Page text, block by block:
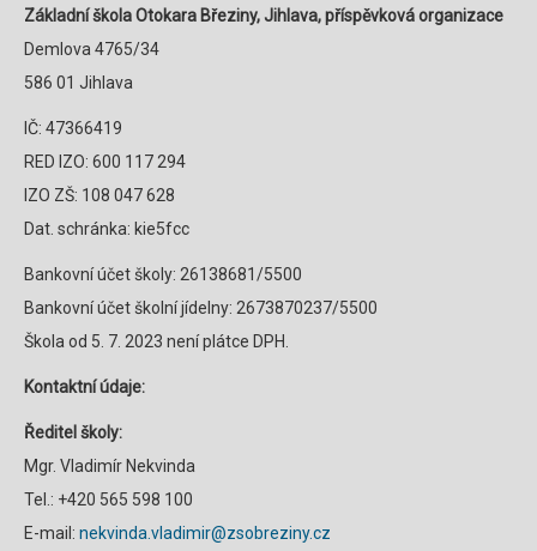
Základní škola Otokara Březiny, Jihlava, příspěvková organizace
Demlova 4765/34
586 01 Jihlava
IČ: 47366419
RED IZO: 600 117 294
IZO ZŠ: 108 047 628
Dat. schránka: kie5fcc
Bankovní účet školy: 26138681/5500
Bankovní účet školní jídelny: 2673870237/5500
Škola od 5. 7. 2023 není plátce DPH.
Kontaktní údaje:
Ředitel školy:
Mgr. Vladimír Nekvinda
Tel.: +420 565 598 100
E-mail: nekvinda.vladimir@zsobreziny.cz